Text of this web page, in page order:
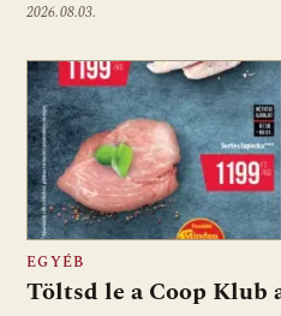
2026.08.03.
EGYÉB
Töltsd le a Coop Klub